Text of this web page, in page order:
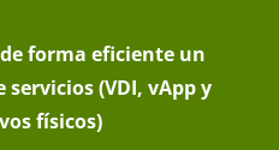
forma eficiente un
(VDI, vApp y
físicos)